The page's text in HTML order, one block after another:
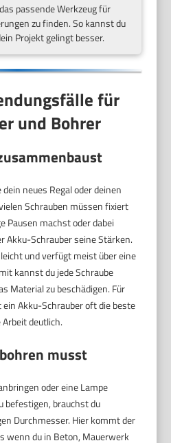
passende Werkzeug für
zu finden. So kannst du
Projekt gelingt besser.
für
und Bohrer
neues Regal oder deinen
Schrauben müssen fixiert
Pausen machst oder dabei
Akku-Schrauber seine Stärken.
und verfügt meist über eine
kannst du jede Schraube
Material zu beschädigen. Für
Akku-Schrauber oft die beste
deutlich.
musst
oder eine Lampe
befestigen, brauchst du
Durchmesser. Hier kommt der
wenn du in Beton, Mauerwerk